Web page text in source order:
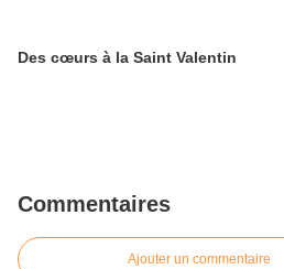
Des cœurs à la Saint Valentin
Commentaires
Ajouter un commentaire